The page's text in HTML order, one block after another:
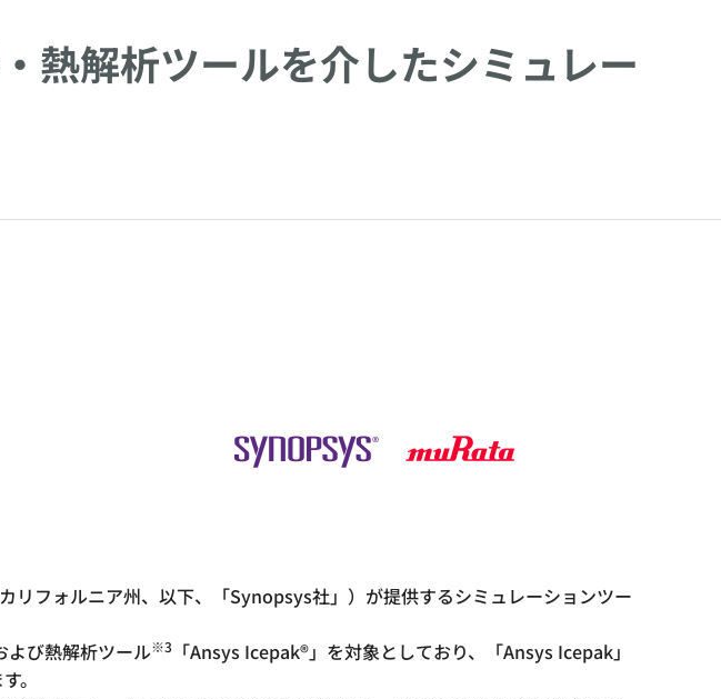
熱解析ツールを介したシミュレー
フォルニア州、以下、「Synopsys社」）が提供するシミュレーションツー
よび熱解析ツール※3 「Ansys Icepak®」を対象としており、「Ansys Icepak」
。